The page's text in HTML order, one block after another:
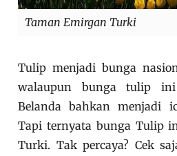
Taman Emirgan Turki
Tulip menjadi bunga
walaupun bunga tulip
Belanda bahkan menjadi
Tapi ternyata bunga Tulip
Turki. Tak percaya? Cek